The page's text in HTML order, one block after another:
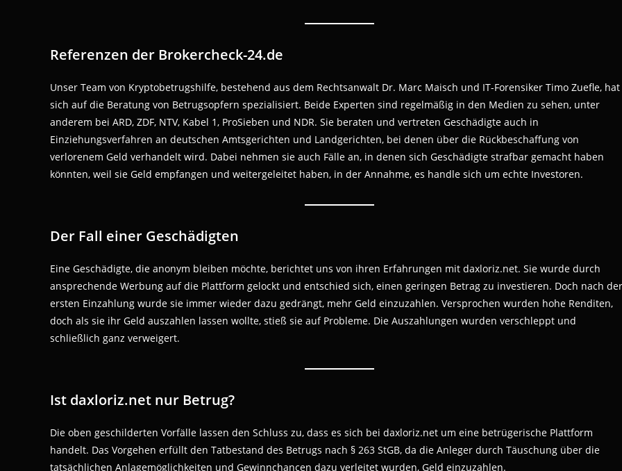
Referenzen der Brokercheck-24.de
Unser Team von Kryptobetrugshilfe, bestehend aus dem Rechtsanwalt Dr. Marc Maisch und IT-Forensiker Timo Zuefle, hat
sich auf die Beratung von Betrugsopfern spezialisiert. Beide Experten sind regelmäßig in den Medien zu sehen, unter
anderem bei ARD, ZDF, NTV, Kabel 1, ProSieben und NDR. Sie beraten und vertreten Geschädigte auch in
Einziehungsverfahren an deutschen Amtsgerichten und Landgerichten, bei denen über die Rückbeschaffung von
verlorenem Geld verhandelt wird. Dabei nehmen sie auch Fälle an, in denen sich Geschädigte strafbar gemacht haben
könnten, weil sie Geld empfangen und weitergeleitet haben, in der Annahme, es handle sich um echte Investoren.
Der Fall einer Geschädigten
Eine Geschädigte, die anonym bleiben möchte, berichtet uns von ihren Erfahrungen mit daxloriz.net. Sie wurde durch
ansprechende Werbung auf die Plattform gelockt und entschied sich, einen geringen Betrag zu investieren. Doch nach der
ersten Einzahlung wurde sie immer wieder dazu gedrängt, mehr Geld einzuzahlen. Versprochen wurden hohe Renditen,
doch als sie ihr Geld auszahlen lassen wollte, stieß sie auf Probleme. Die Auszahlungen wurden verschleppt und
schließlich ganz verweigert.
Ist daxloriz.net nur Betrug?
Die oben geschilderten Vorfälle lassen den Schluss zu, dass es sich bei daxloriz.net um eine betrügerische Plattform
handelt. Das Vorgehen erfüllt den Tatbestand des Betrugs nach § 263 StGB, da die Anleger durch Täuschung über die
tatsächlichen Anlagemöglichkeiten und Gewinnchancen dazu verleitet wurden, Geld einzuzahlen.